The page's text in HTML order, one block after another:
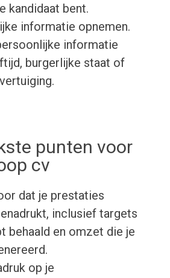
kandidaat bent.
informatie opnemen.
informatie
burgerlijke staat of
punten voor
cv
dat je prestaties
inclusief targets
behaald en omzet die je
op je